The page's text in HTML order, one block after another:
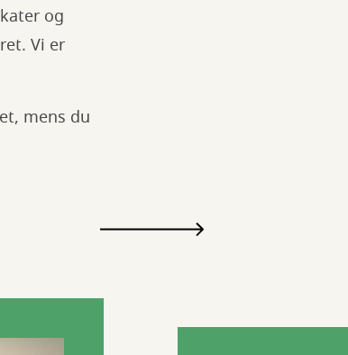
og
Vi er
mens du